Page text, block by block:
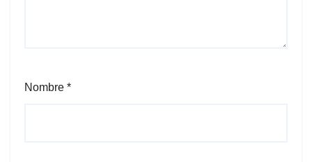
Nombre *